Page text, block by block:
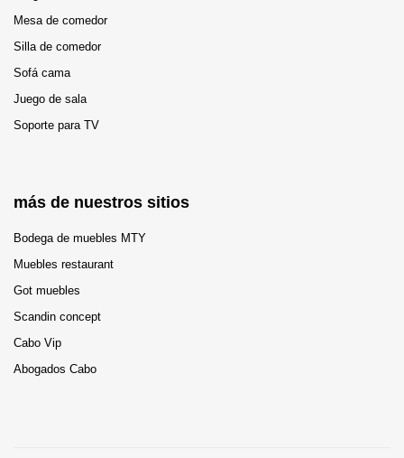
Mesa de comedor
Silla de comedor
Sofá cama
Juego de sala
Soporte para TV
más de nuestros sitios
Bodega de muebles MTY
Muebles restaurant
Got muebles
Scandin concept
Cabo Vip
Abogados Cabo